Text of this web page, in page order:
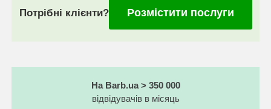
Потрібні клієнти? Розмістити послуги
На Barb.ua > 350 000
відвідувачів в місяць